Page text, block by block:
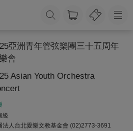
亞洲青年管弦樂團三十五周年
會
Asian Youth Orchestra
級
法人台北愛樂文教基金會 (02)2773-3691